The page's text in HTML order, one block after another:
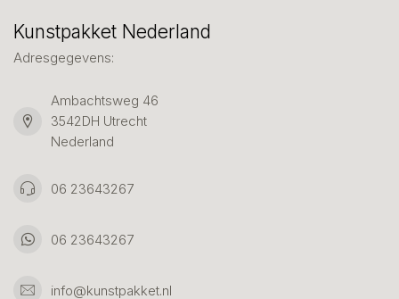
Kunstpakket Nederland
Adresgegevens:
Ambachtsweg 46
3542DH Utrecht
Nederland
06 23643267
06 23643267
info@kunstpakket.nl